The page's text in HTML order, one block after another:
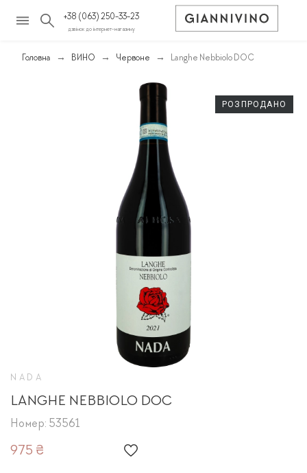
+38 (063) 250-33-23
дзвінок до інтернет-магазину
Головна ВИНО Червоне Langhe Nebbiolo DOC
РОЗПРОДАНО
NADA
LANGHE NEBBIOLO DOC
Номер: 53561
975 ₴